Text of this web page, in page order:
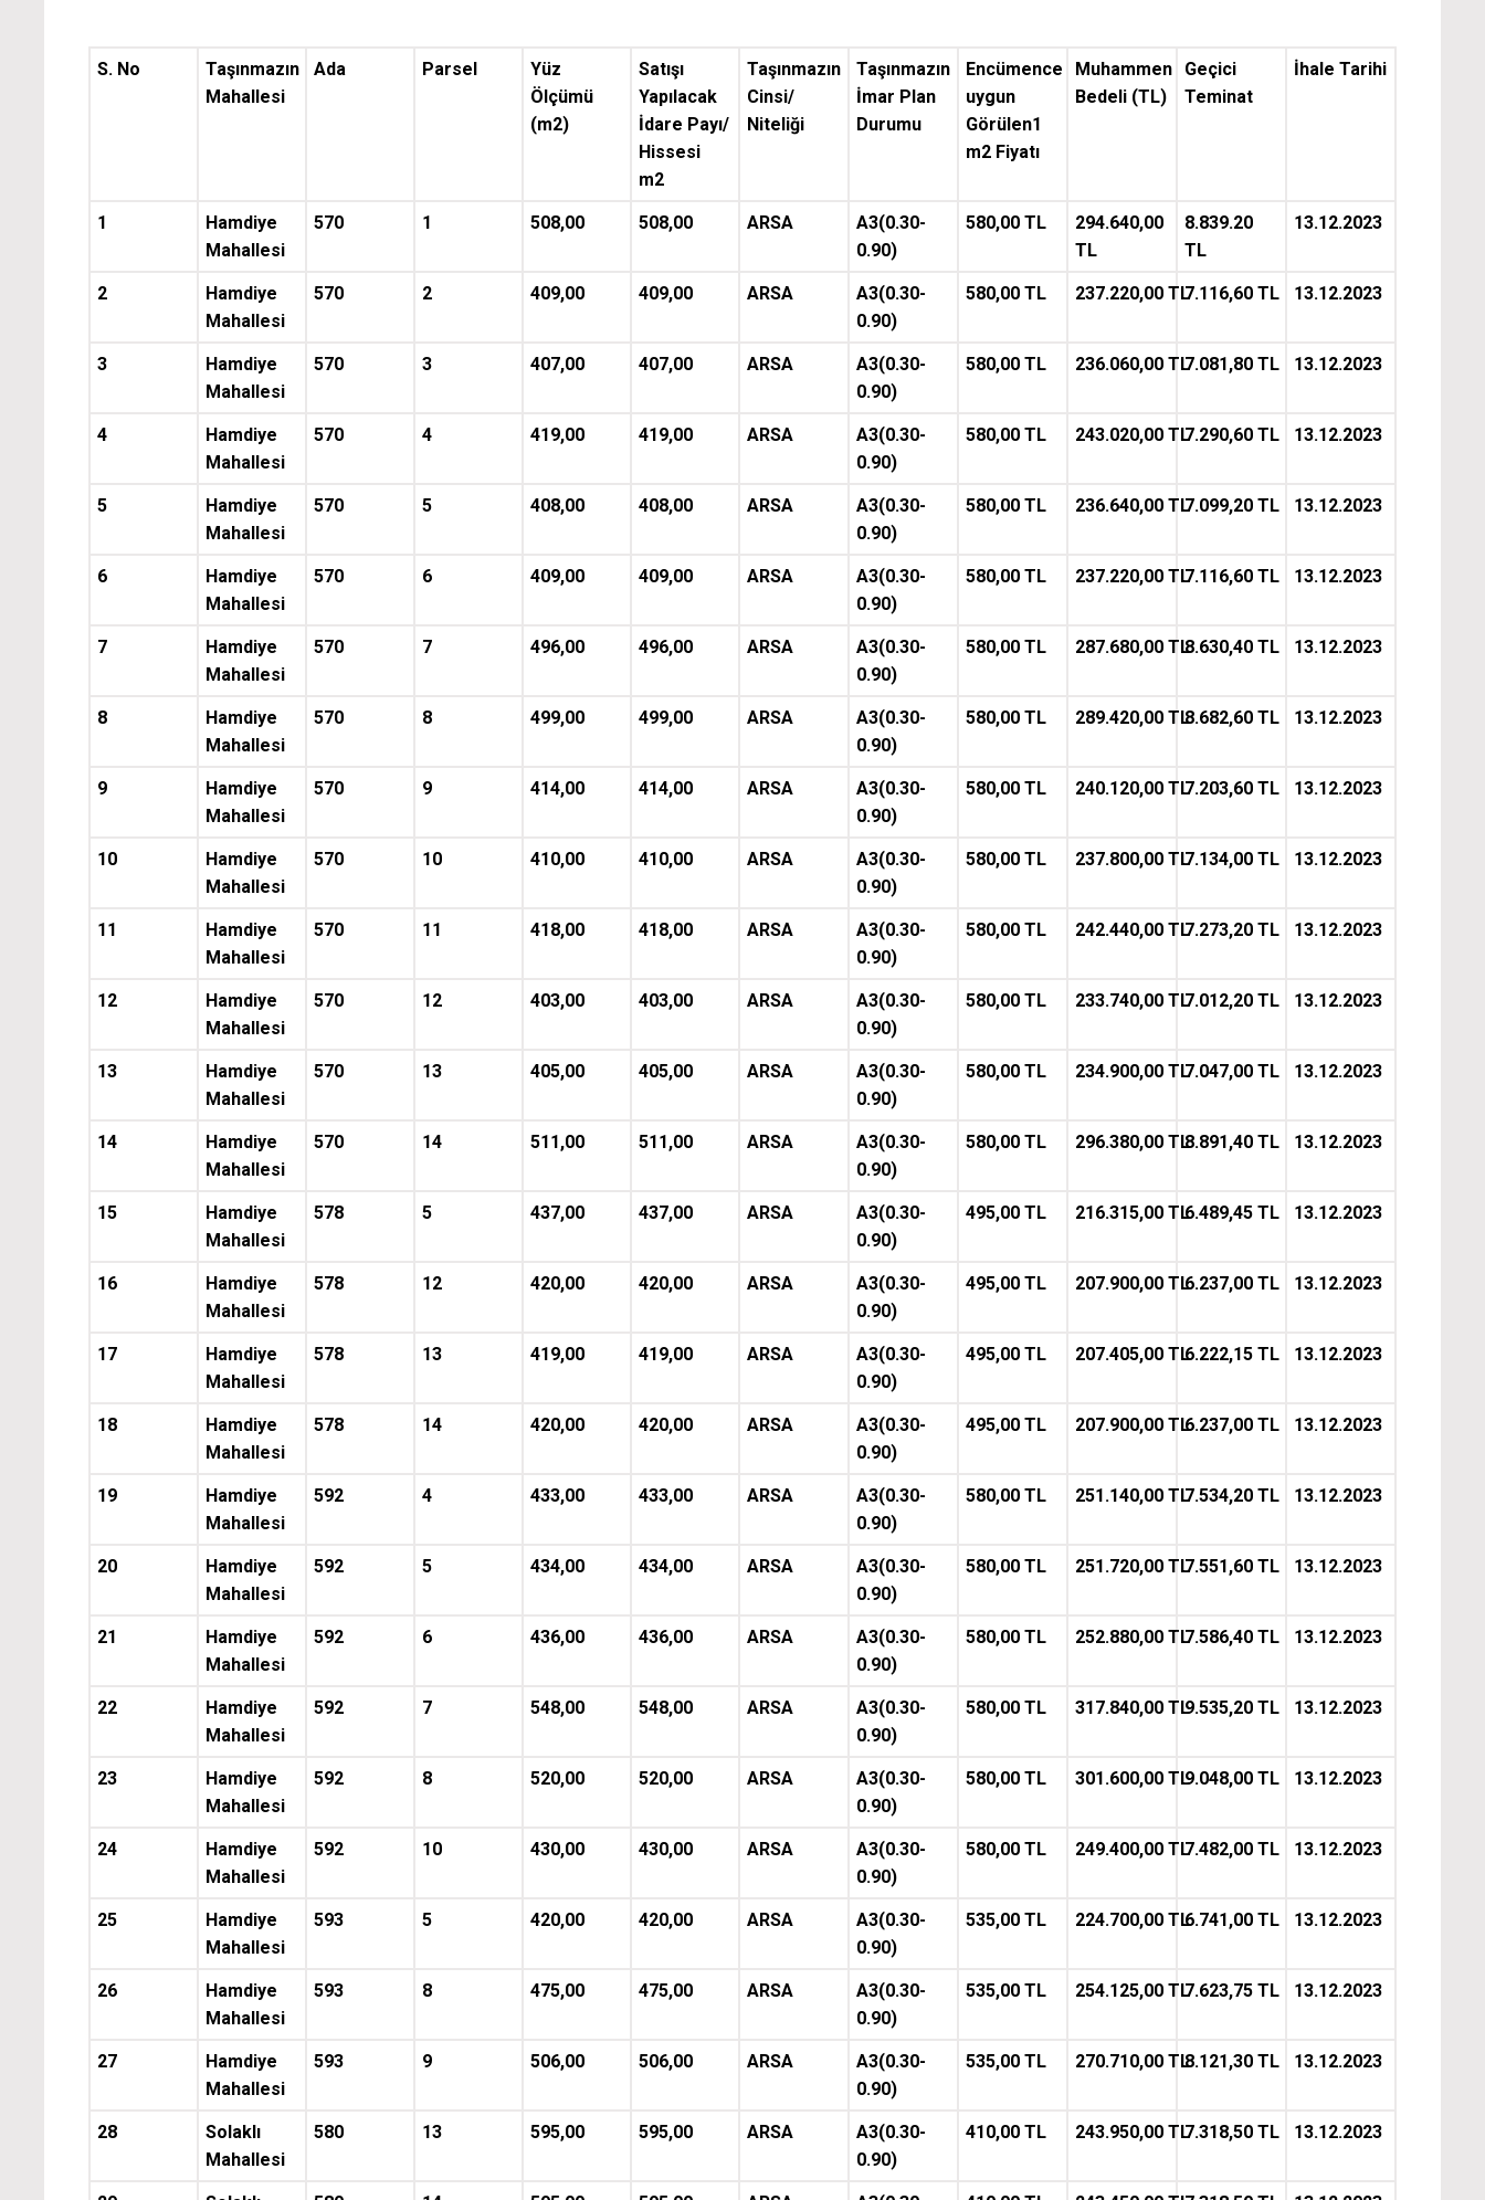
S. No
Taşınmazın
Mahallesi
Ada Parsel
Yüz
Ölçümü
(m2)
Satışı
Yapılacak
İdare Payı/
Hissesi
m2
Taşınmazın
Cinsi/
Niteliği
Taşınmazın
İmar Plan
Durumu
Encümence
uygun
Görülen1
m2 Fiyatı
Muhammen
Bedeli (TL)
Geçici
Teminat
İhale Tarihi
1
Hamdiye
Mahallesi
570 1 508,00 508,00 ARSA
A3(0.30-
0.90)
580,00 TL
294.640,00
TL
8.839.20
TL
13.12.2023
2
Hamdiye
Mahallesi
570 2 409,00 409,00 ARSA
A3(0.30-
0.90)
580,00 TL 237.220,00 TL7.116,60 TL 13.12.2023
3
Hamdiye
Mahallesi
570 3 407,00 407,00 ARSA
A3(0.30-
0.90)
580,00 TL 236.060,00 TL7.081,80 TL 13.12.2023
4
Hamdiye
Mahallesi
570 4 419,00 419,00 ARSA
A3(0.30-
0.90)
580,00 TL 243.020,00 TL7.290,60 TL 13.12.2023
5
Hamdiye
Mahallesi
570 5 408,00 408,00 ARSA
A3(0.30-
0.90)
580,00 TL 236.640,00 TL7.099,20 TL 13.12.2023
6
Hamdiye
Mahallesi
570 6 409,00 409,00 ARSA
A3(0.30-
0.90)
580,00 TL 237.220,00 TL7.116,60 TL 13.12.2023
7
Hamdiye
Mahallesi
570 7 496,00 496,00 ARSA
A3(0.30-
0.90)
580,00 TL 287.680,00 TL8.630,40 TL 13.12.2023
8
Hamdiye
Mahallesi
570 8 499,00 499,00 ARSA
A3(0.30-
0.90)
580,00 TL 289.420,00 TL8.682,60 TL 13.12.2023
9
Hamdiye
Mahallesi
570 9 414,00 414,00 ARSA
A3(0.30-
0.90)
580,00 TL 240.120,00 TL7.203,60 TL 13.12.2023
10
Hamdiye
Mahallesi
570 10 410,00 410,00 ARSA
A3(0.30-
0.90)
580,00 TL 237.800,00 TL7.134,00 TL 13.12.2023
11
Hamdiye
Mahallesi
570 11 418,00 418,00 ARSA
A3(0.30-
0.90)
580,00 TL 242.440,00 TL7.273,20 TL 13.12.2023
12
Hamdiye
Mahallesi
570 12 403,00 403,00 ARSA
A3(0.30-
0.90)
580,00 TL 233.740,00 TL7.012,20 TL 13.12.2023
13
Hamdiye
Mahallesi
570 13 405,00 405,00 ARSA
A3(0.30-
0.90)
580,00 TL 234.900,00 TL7.047,00 TL 13.12.2023
14
Hamdiye
Mahallesi
570 14 511,00 511,00 ARSA
A3(0.30-
0.90)
580,00 TL 296.380,00 TL8.891,40 TL 13.12.2023
15
Hamdiye
Mahallesi
578 5 437,00 437,00 ARSA
A3(0.30-
0.90)
495,00 TL 216.315,00 TL6.489,45 TL 13.12.2023
16
Hamdiye
Mahallesi
578 12 420,00 420,00 ARSA
A3(0.30-
0.90)
495,00 TL 207.900,00 TL6.237,00 TL 13.12.2023
17
Hamdiye
Mahallesi
578 13 419,00 419,00 ARSA
A3(0.30-
0.90)
495,00 TL 207.405,00 TL6.222,15 TL 13.12.2023
18
Hamdiye
Mahallesi
578 14 420,00 420,00 ARSA
A3(0.30-
0.90)
495,00 TL 207.900,00 TL6.237,00 TL 13.12.2023
19
Hamdiye
Mahallesi
592 4 433,00 433,00 ARSA
A3(0.30-
0.90)
580,00 TL 251.140,00 TL7.534,20 TL 13.12.2023
20
Hamdiye
Mahallesi
592 5 434,00 434,00 ARSA
A3(0.30-
0.90)
580,00 TL 251.720,00 TL7.551,60 TL 13.12.2023
21
Hamdiye
Mahallesi
592 6 436,00 436,00 ARSA
A3(0.30-
0.90)
580,00 TL 252.880,00 TL7.586,40 TL 13.12.2023
22
Hamdiye
Mahallesi
592 7 548,00 548,00 ARSA
A3(0.30-
0.90)
580,00 TL 317.840,00 TL9.535,20 TL 13.12.2023
23
Hamdiye
Mahallesi
592 8 520,00 520,00 ARSA
A3(0.30-
0.90)
580,00 TL 301.600,00 TL9.048,00 TL 13.12.2023
24
Hamdiye
Mahallesi
592 10 430,00 430,00 ARSA
A3(0.30-
0.90)
580,00 TL 249.400,00 TL7.482,00 TL 13.12.2023
25
Hamdiye
Mahallesi
593 5 420,00 420,00 ARSA
A3(0.30-
0.90)
535,00 TL 224.700,00 TL6.741,00 TL 13.12.2023
26
Hamdiye
Mahallesi
593 8 475,00 475,00 ARSA
A3(0.30-
0.90)
535,00 TL 254.125,00 TL7.623,75 TL 13.12.2023
27
Hamdiye
Mahallesi
593 9 506,00 506,00 ARSA
A3(0.30-
0.90)
535,00 TL 270.710,00 TL8.121,30 TL 13.12.2023
28
Solaklı
Mahallesi
580 13 595,00 595,00 ARSA
A3(0.30-
0.90)
410,00 TL 243.950,00 TL7.318,50 TL 13.12.2023